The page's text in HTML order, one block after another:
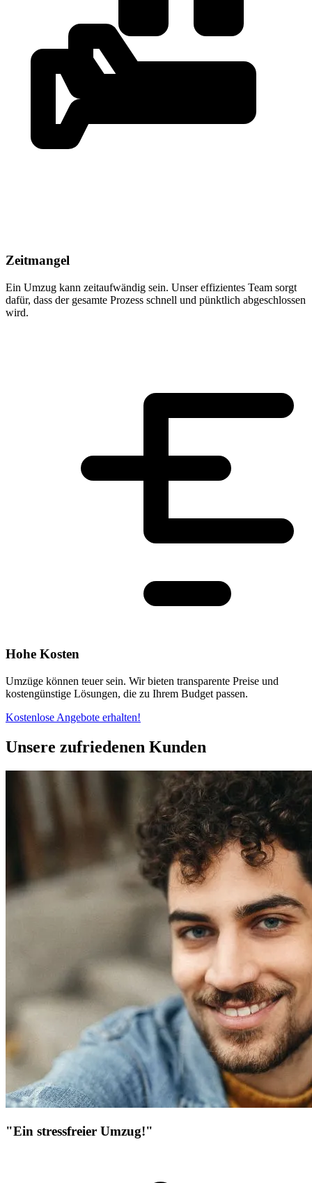
Zeitmangel
Ein Umzug kann zeitaufwändig sein. Unser effizientes Team sorgt
dafür, dass der gesamte Prozess schnell und pünktlich abgeschlossen
wird.
Hohe Kosten
Umzüge können teuer sein. Wir bieten transparente Preise und
kostengünstige Lösungen, die zu Ihrem Budget passen.
Kostenlose Angebote erhalten!
Unsere zufriedenen Kunden
"Ein stressfreier Umzug!"